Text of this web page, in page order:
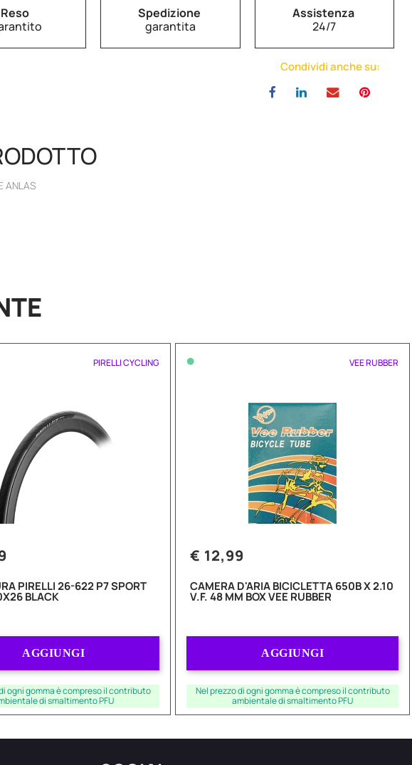
Reso
Spedizione
garantita
Assistenza
24/7
Condividi anche su:
ANLAS
PIRELLI CYCLING
PIRELLI 26-622 P7 SPORT
BLACK
AGGIUNGI
ogni gomma è compreso il contributo
di smaltimento PFU
• VEE RUBBER
€ 12,99
CAMERA D'ARIA BICICLETTA 650B X 2.10
V.F. 48 MM BOX VEE RUBBER
AGGIUNGI
Nel prezzo di ogni gomma è compreso il contributo
ambientale di smaltimento PFU